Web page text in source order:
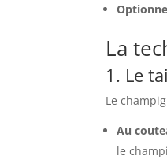
La
1. Le
Le
Au
le